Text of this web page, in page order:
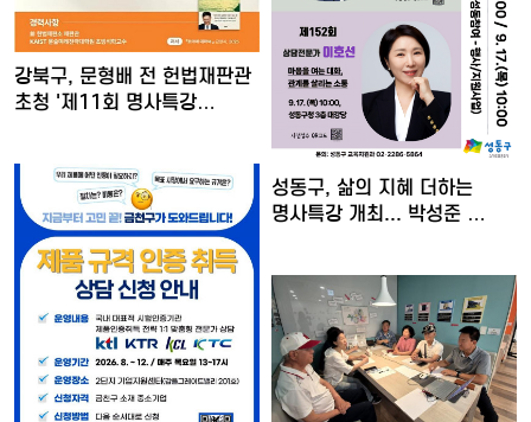
강북구, 문형배 전 헌법재판관
초청 '제11회 명사특강…
성동구, 삶의 지혜 더하는
명사특강 개최... 박성준 …